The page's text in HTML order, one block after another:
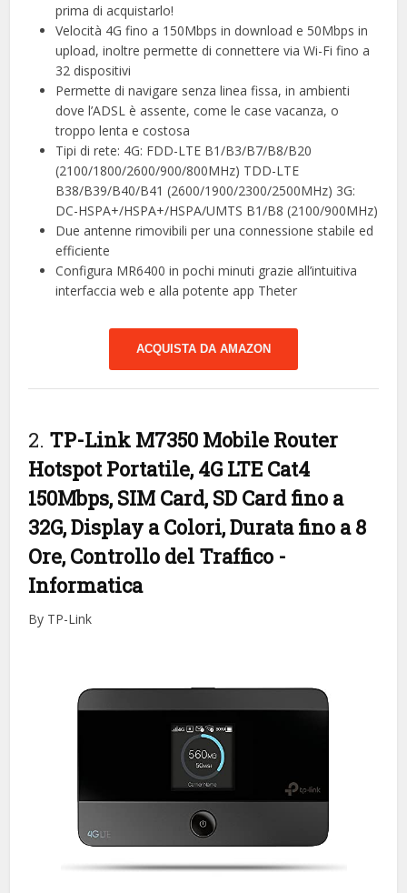
prima di acquistarlo!
Velocità 4G fino a 150Mbps in download e 50Mbps in
upload, inoltre permette di connettere via Wi-Fi fino a
32 dispositivi
Permette di navigare senza linea fissa, in ambienti
dove l’ADSL è assente, come le case vacanza, o
troppo lenta e costosa
Tipi di rete: 4G: FDD-LTE B1/B3/B7/B8/B20
(2100/1800/2600/900/800MHz) TDD-LTE
B38/B39/B40/B41 (2600/1900/2300/2500MHz) 3G:
DC-HSPA+/HSPA+/HSPA/UMTS B1/B8 (2100/900MHz)
Due antenne rimovibili per una connessione stabile ed
efficiente
Configura MR6400 in pochi minuti grazie all’intuitiva
interfaccia web e alla potente app Theter
ACQUISTA DA AMAZON
2. TP-Link M7350 Mobile Router
Hotspot Portatile, 4G LTE Cat4
150Mbps, SIM Card, SD Card fino a
32G, Display a Colori, Durata fino a 8
Ore, Controllo del Traffico -
Informatica
By TP-Link